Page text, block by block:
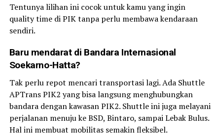
Tentunya lilihan ini cocok untuk kamu yang ingin
quality time di PIK tanpa perlu membawa kendaraan
sendiri.
Baru mendarat di Bandara Internasional
Soekarno-Hatta?
Tak perlu repot mencari transportasi lagi. Ada Shuttle
APTrans PIK2 yang bisa langsung menghubungkan
bandara dengan kawasan PIK2. Shuttle ini juga melayani
perjalanan menuju ke BSD, Bintaro, sampai Lebak Bulus.
Hal ini membuat mobilitas semakin fleksibel.